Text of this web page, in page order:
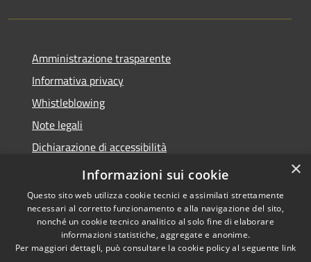
Amministrazione trasparente
Informativa privacy
Whistleblowing
Note legali
Dichiarazione di accessibilità
Piano di miglioramento
Accessibilità
Copyright © 2026 • Comune di
Lastra a Signa • Powered by
×
Informazioni sui cookie
Questo sito web utilizza cookie tecnici e assimilati strettamente
necessari al corretto funzionamento e alla navigazione del sito,
nonché un cookie tecnico analitico al solo fine di elaborare
informazioni statistiche, aggregate e anonime.
Per maggiori dettagli, può consultare la cookie policy al seguente link